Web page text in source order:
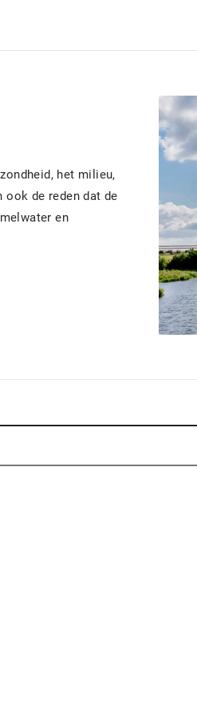
het milieu,
de reden dat de
en